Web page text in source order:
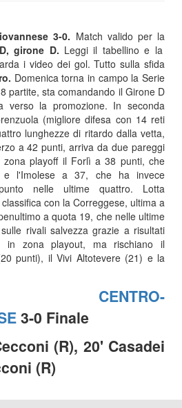
3-0. Match valido per la
girone D. Leggi il tabellino e la
i video dei gol. Tutto sulla sfida
Domenica torna in campo la Serie
partite, sta comandando il Girone D
la promozione. In seconda
(migliore difesa con 14 reti
lunghezze di ritardo dalla vetta,
a 42 punti, arriva da due pareggi
zona playoff il Forlì a 38 punti, che
l'Imolese a 37, che ha invece
nelle ultime quattro. Lotta
con la Correggese, ultima a
a quota 19, che nelle ultime
rivali salvezza grazie a risultati
in zona playout, ma rischiano il
punti), il Vivi Altotevere (21) e la
CENTRO-
3-0 Finale
(R), 20' Casadei
(R)